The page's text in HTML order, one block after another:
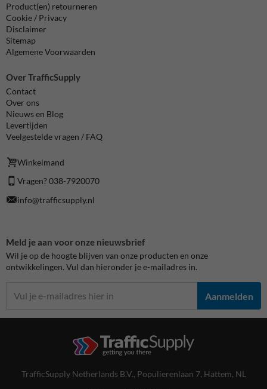
Product(en) retourneren
Cookie / Privacy
Disclaimer
Sitemap
Algemene Voorwaarden
Over TrafficSupply
Contact
Over ons
Nieuws en Blog
Levertijden
Veelgestelde vragen / FAQ
Winkelmand
Vragen? 038-7920070
info@trafficsupply.nl
Meld je aan voor onze nieuwsbrief
Wil je op de hoogte blijven van onze producten en onze
ontwikkelingen. Vul dan hieronder je e-mailadres in.
Aanmelden
TrafficSupply Netherlands B.V., Populierenlaan 7, Hattem, NL